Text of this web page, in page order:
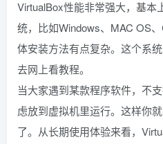
VirtualBox性能非常强大，基本
统，比如Windows、MAC OS
体安装方法有点复杂。这个系
去网上看教程。
当大家遇到某款程序软件，不
虑放到虚拟机里运行。这样你
了。从长期使用体验来看，